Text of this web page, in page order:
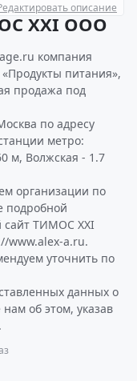
описание
XXI ООО
компания
питания»,
продажа под
по адресу
метро:
м, Волжская - 1.7
организации по
подробной
сайт ТИМОС XXI
www.alex-a.ru.
уточнить по
данных о
об этом, указав